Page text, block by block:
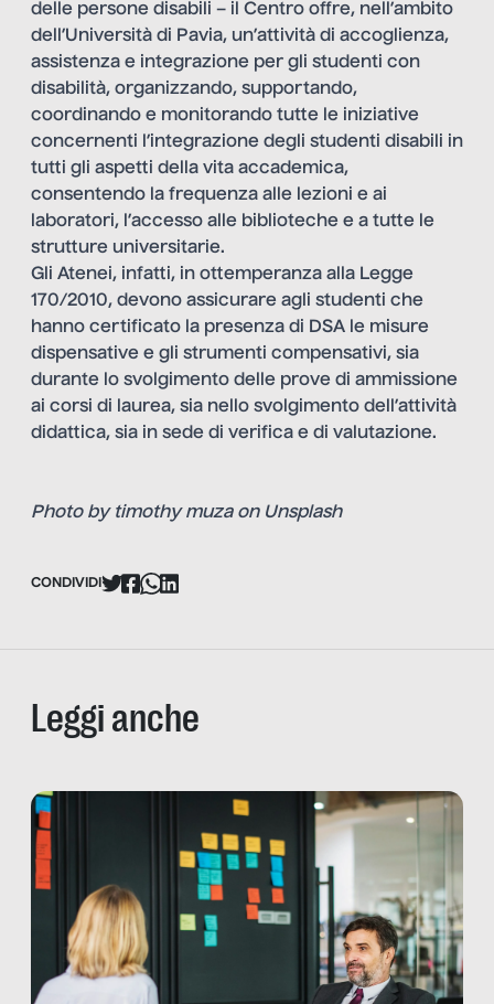
delle persone disabili – il Centro offre, nell’ambito
dell’Università di Pavia, un’attività di accoglienza,
assistenza e integrazione per gli studenti con
disabilità, organizzando, supportando,
coordinando e monitorando tutte le iniziative
concernenti l’integrazione degli studenti disabili in
tutti gli aspetti della vita accademica,
consentendo la frequenza alle lezioni e ai
laboratori, l’accesso alle biblioteche e a tutte le
strutture universitarie.
Gli Atenei, infatti, in ottemperanza alla Legge
170/2010, devono assicurare agli studenti che
hanno certificato la presenza di DSA le misure
dispensative e gli strumenti compensativi, sia
durante lo svolgimento delle prove di ammissione
ai corsi di laurea, sia nello svolgimento dell’attività
didattica, sia in sede di verifica e di valutazione.
Photo by timothy muzaon Unsplash
CONDIVIDI
Leggi anche